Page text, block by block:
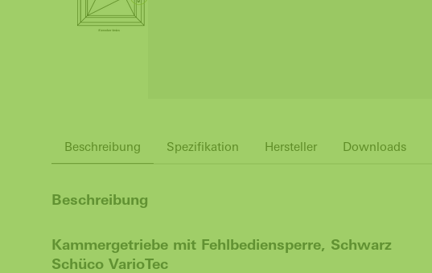
Beschreibung Spezifikation Hersteller Downloads
Beschreibung
Kammergetriebe mit Fehlbediensperre, Schwarz
Schüco VarioTec